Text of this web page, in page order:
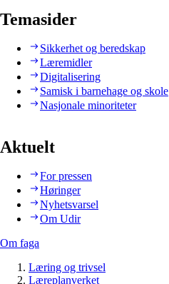
Temasider
Sikkerhet og beredskap
Læremidler
Digitalisering
Samisk i barnehage og skole
Nasjonale minoriteter
Aktuelt
For pressen
Høringer
Nyhetsvarsel
Om Udir
Om faga
Læring og trivsel
Læreplanverket